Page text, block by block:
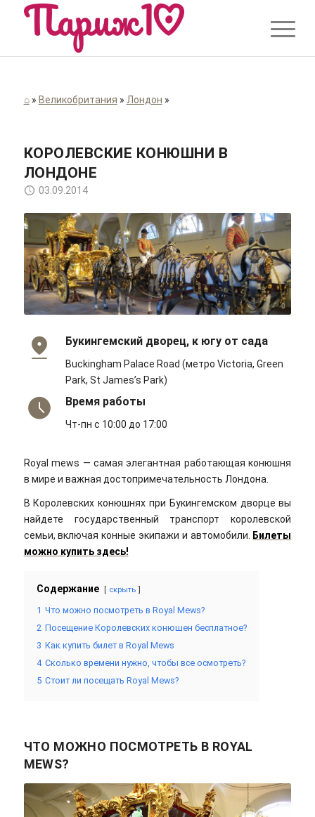
⌂» Великобритания » Лондон »
КОРОЛЕВСКИЕ КОНЮШНИ В
ЛОНДОНЕ
03.09.2014
dancingnomad3/flickr/Cc-by-nd 2.0
Букингемский дворец, к югу от сада
Buckingham Palace Road (метро Victoria, Green
Park, St James’s Park)
Время работы
Чт-пн с 10:00 до 17:00
Royal mews — самая элегантная работающая конюшня
в мире и важная достопримечательность Лондона.
В Королевских конюшнях при Букингемском дворце вы
найдете государственный транспорт королевской
семьи, включая конные экипажи и автомобили. Билеты
можно купить здесь!
Содержание скрыть
1 Что можно посмотреть в Royal Mews?
2 Посещение Королевских конюшен бесплатное?
3 Как купить билет в Royal Mews
4 Сколько времени нужно, чтобы все осмотреть?
5 Стоит ли посещать Royal Mews?
ЧТО МОЖНО ПОСМОТРЕТЬ В ROYAL
MEWS?